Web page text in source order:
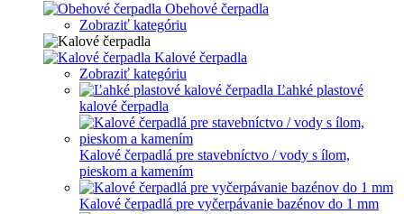
Obehové čerpadla
Zobraziť kategóriu
Kalové čerpadla
Zobraziť kategóriu
Ľahké plastové
kalové čerpadla
Kalové čerpadlá pre stavebníctvo / vody s ílom,
pieskom a kamením
Kalové čerpadlá pre vyčerpávanie bazénov do 1 mm